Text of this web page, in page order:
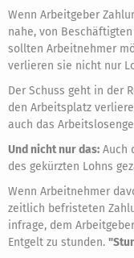
Wenn Arbeitgeber
nahe, von
sollten Arbeitnehmer
verlieren sie nicht nur
Der Schuss geht in der
den Arbeitsplatz
auch das
Und nicht nur das: Auch
des gekürzten Lohns
Wenn Arbeitnehmer
zeitlich befristeten
infrage, dem
Entgelt zu stunden.